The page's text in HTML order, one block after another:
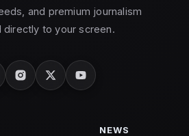
and premium journalism
directly to your screen.
NEWS